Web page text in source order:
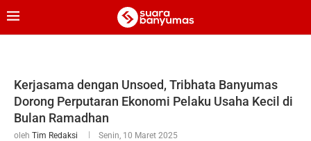
Kerjasama dengan Unsoed, Tribhata Banyumas
Dorong Perputaran Ekonomi Pelaku Usaha Kecil di
Bulan Ramadhan
oleh Tim Redaksi Senin, 10 Maret 2025